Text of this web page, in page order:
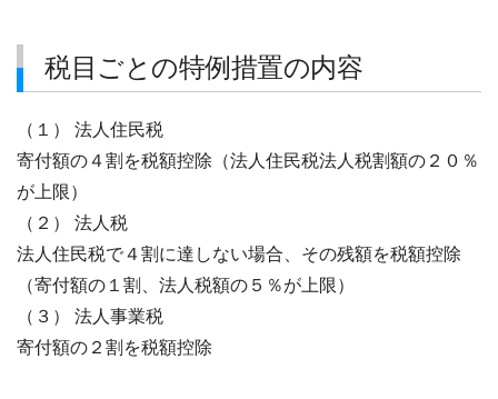
税目ごとの特例措置の内容
（１） 法人住民税
寄付額の４割を税額控除（法人住民税法人税割額の２０％
が上限）
（２） 法人税
法人住民税で４割に達しない場合、その残額を税額控除
（寄付額の１割、法人税額の５％が上限）
（３） 法人事業税
寄付額の２割を税額控除